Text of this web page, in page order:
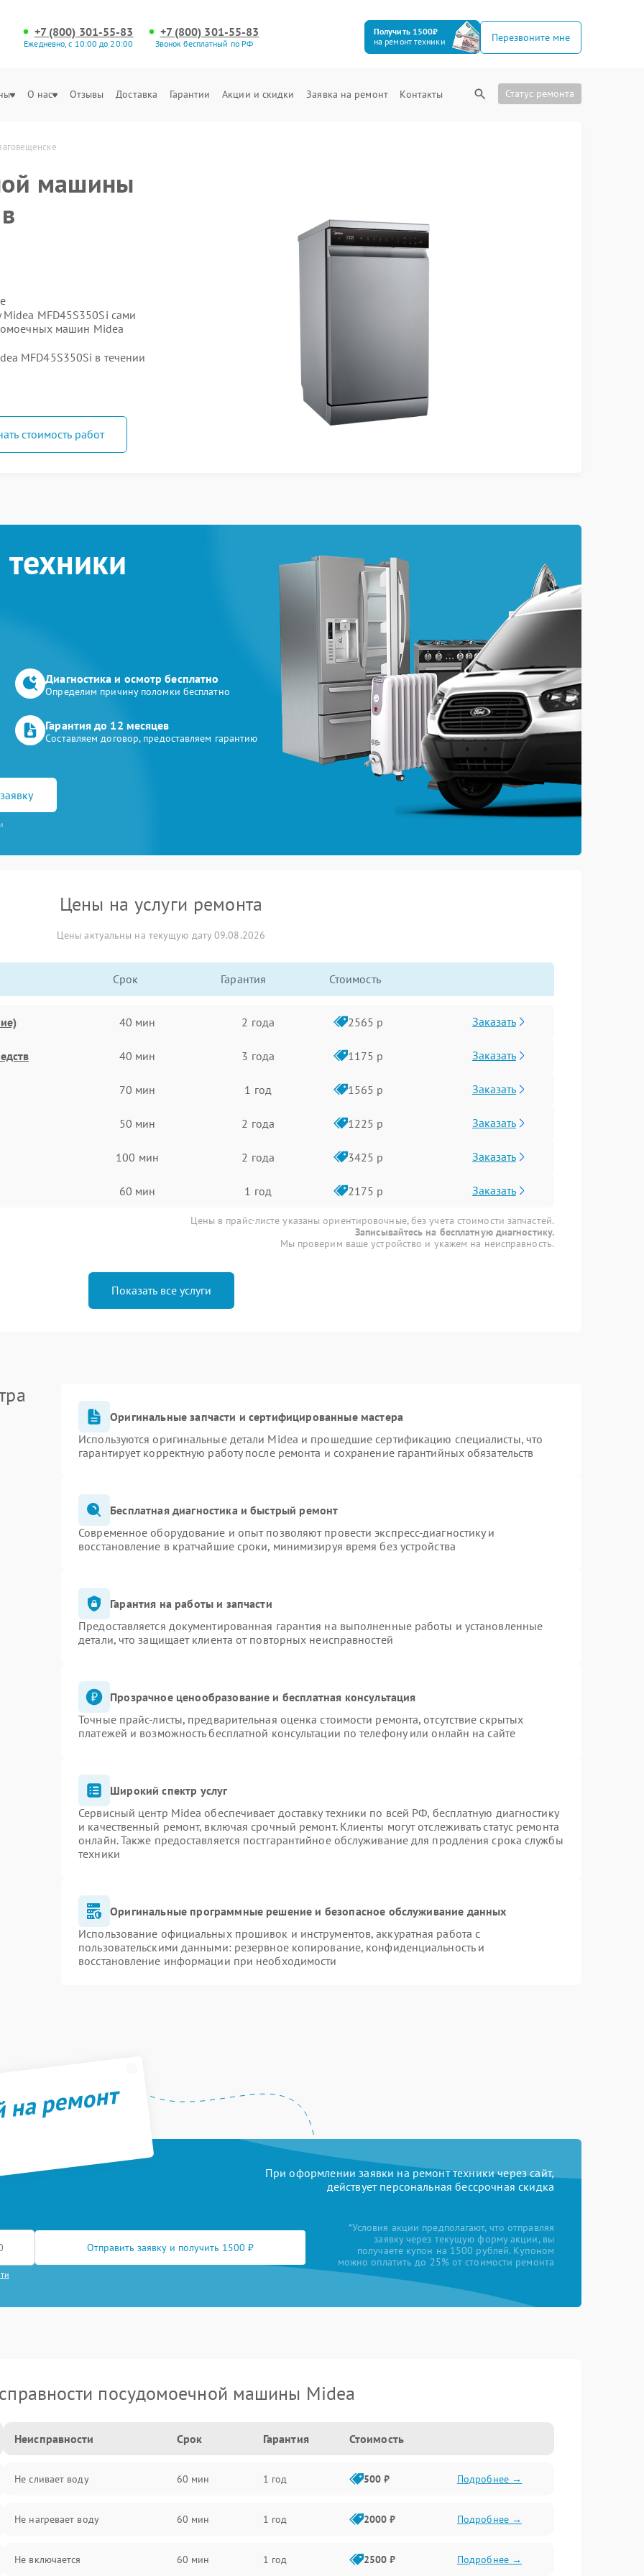
+7 (800) 301-55-83
Ежедневно, с 10:00 до 20:00
+7 (800) 301-55-83
Звонок бесплатный по РФ
Получить 1500₽
на ремонт техники
Перезвоните мне
О нас Отзывы Доставка Гарантии Акции и скидки Заявка на ремонт Контакты Статус ремонта
машины
MFD45S350Si сами
машин Midea
MFD45S350Si в течении
стоимость работ
Диагностика и осмотр бесплатно
Определим причину поломки бесплатно
Гарантия до 12 месяцев
Составляем договор, предоставляем гарантию
Цены на услуги ремонта
Цены актуальны на текущую дату 09.08.2026
Срок Гарантия Стоимость
40 мин 2 года 2565 р Заказать
40 мин 3 года 1175 р Заказать
70 мин 1 год 1565 р Заказать
50 мин 2 года 1225 р Заказать
100 мин 2 года 3425 р Заказать
60 мин 1 год 2175 р Заказать
Цены в прайс-листе указаны ориентировочные, без учета стоимости запчастей.
Записывайтесь на бесплатную диагностику.
Мы проверим ваше устройство и укажем на неисправность.
Показать все услуги
Оригинальные запчасти и сертифицированные мастера
Используются оригинальные детали Midea и прошедшие сертификацию специалисты, что
гарантирует корректную работу после ремонта и сохранение гарантийных обязательств
Бесплатная диагностика и быстрый ремонт
Современное оборудование и опыт позволяют провести экспресс-диагностику и
восстановление в кратчайшие сроки, минимизируя время без устройства
Гарантия на работы и запчасти
Предоставляется документированная гарантия на выполненные работы и установленные
детали, что защищает клиента от повторных неисправностей
Прозрачное ценообразование и бесплатная консультация
Точные прайс-листы, предварительная оценка стоимости ремонта, отсутствие скрытых
платежей и возможность бесплатной консультации по телефону или онлайн на сайте
Широкий спектр услуг
Сервисный центр Midea обеспечивает доставку техники по всей РФ, бесплатную диагностику
и качественный ремонт, включая срочный ремонт. Клиенты могут отслеживать статус ремонта
онлайн. Также предоставляется постгарантийное обслуживание для продления срока службы
техники
Оригинальные программные решение и безопасное обслуживание данных
Использование официальных прошивок и инструментов, аккуратная работа с
пользовательскими данными: резервное копирование, конфиденциальность и
восстановление информации при необходимости
ремонт
При оформлении заявки на ремонт техники через сайт,
действует персональная бессрочная скидка
Отправить заявку и получить 1500 ₽
*Условия акции предполагают, что отправляя
заявку через текущую форму акции, вы
получаете купон на 1500 рублей. Купоном
можно оплатить до 25% от стоимости ремонта
посудомоечной машины Midea
Неисправности Срок Гарантия Стоимость
Не сливает воду 60 мин 1 год 500 ₽ Подробнее →
Не нагревает воду 60 мин 1 год 2000 ₽ Подробнее →
Не включается 60 мин 1 год 2500 ₽ Подробнее →